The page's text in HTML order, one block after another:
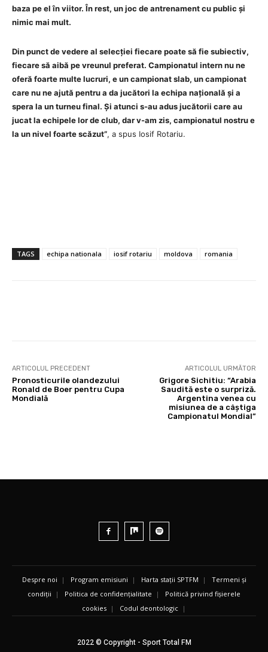
baza pe el în viitor. În rest, un joc de antrenament cu public și
nimic mai mult.
Din punct de vedere al selecției fiecare poate să fie subiectiv,
fiecare să aibă pe vreunul preferat. Campionatul intern nu ne
oferă foarte multe lucruri, e un campionat slab, un campionat
care nu ne ajută pentru a da jucători la echipa națională și a
spera la un turneu final. Și atunci s-au adus jucătorii care au
jucat la echipele lor de club, dar v-am zis, campionatul nostru e
la un nivel foarte scăzut”, a spus Iosif Rotariu.
TAGS echipa nationala iosif rotariu moldova romania
ARTICOLUL PRECEDENT
Pronosticurile olandezului
Ronald de Boer pentru Cupa
Mondială
ARTICOLUL URMĂTOR
Grigore Sichitiu: “Arabia
Saudită este o surpriză.
Argentina venea cu
misiunea de a câștiga
Campionatul Mondial”
Despre noi | Program emisiuni | Harta stații SPTFM | Termeni și
condiții | Politica de confidențialitate | Politică privind fișierele
cookies | Codul deontologic |
2022 © Copyright - Sport Total FM